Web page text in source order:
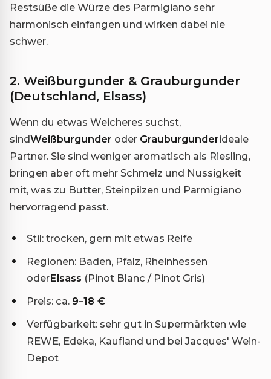
Restsüße die Würze des Parmigiano sehr
harmonisch einfangen und wirken dabei nie
schwer.
2. Weißburgunder & Grauburgunder
(Deutschland, Elsass)
Wenn du etwas Weicheres suchst,
sindWeißburgunder oder Grauburgunderideale
Partner. Sie sind weniger aromatisch als Riesling,
bringen aber oft mehr Schmelz und Nussigkeit
mit, was zu Butter, Steinpilzen und Parmigiano
hervorragend passt.
Stil: trocken, gern mit etwas Reife
Regionen: Baden, Pfalz, Rheinhessen
oderElsass (Pinot Blanc / Pinot Gris)
Preis: ca. 9–18 €
Verfügbarkeit: sehr gut in Supermärkten wie
REWE, Edeka, Kaufland und bei Jacques' Wein-
Depot